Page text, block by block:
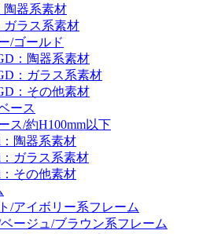
陶器系素材
ガラス系素材
/ゴールド
：陶器系素材
：ガラス系素材
：その他素材
ース
ス/約H100mm以下
陶器系素材
ガラス系素材
その他素材
/アイボリー系フレーム
ージュ/ブラウン系フレーム